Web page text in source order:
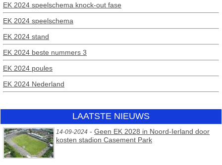
EK 2024 speelschema knock-out fase
EK 2024 speelschema
EK 2024 stand
EK 2024 beste nummers 3
EK 2024 poules
EK 2024 Nederland
LAATSTE NIEUWS
14-09-2024 - Geen EK 2028 in Noord-Ierland door
kosten stadion Casement Park